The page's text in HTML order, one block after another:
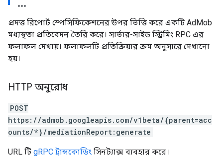
প্রদত্ত রিপোর্ট স্পেসিফিকেশনের উপর ভিত্তি করে একটি AdMob
মধ্যস্থতা প্রতিবেদন তৈরি করে। সার্ভার-সাইড স্ট্রিমিং RPC এর
ফলাফল দেখায়। ফলাফলটি প্রতিক্রিয়ার ক্রম অনুসারে দেখানো
হয়।
HTTP অনুরোধ
POST
https://admob.googleapis.com/v1beta/{parent=acc
ounts/*}/mediationReport:generate
URL টি gRPC ট্রান্সকোডিং সিনট্যাক্স ব্যবহার করে।